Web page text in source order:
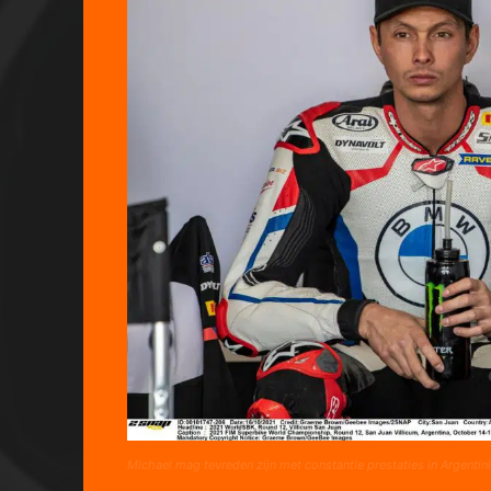
Michael mag tevreden zijn met constantie prestaties in